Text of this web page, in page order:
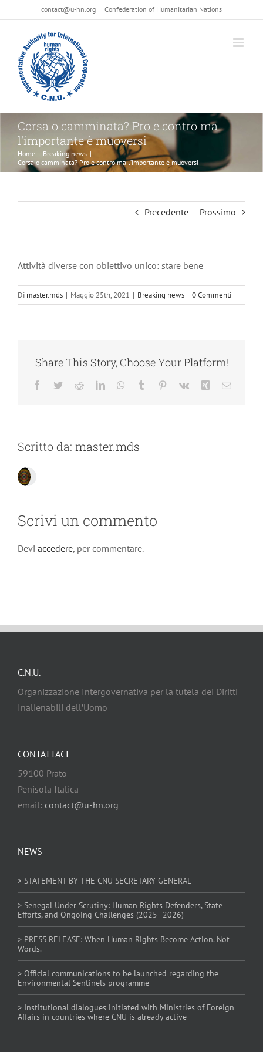
al
contenuto
contact@u-hn.org | Confederation of Humanitarian Nations
Corsa o camminata? Pro e contro ma
l’importante è muoversi
Home | Breaking news |
Corsa o camminata? Pro e contro ma l’importante è muoversi
Precedente Prossimo
Attività diverse con obiettivo unico: stare bene
Di master.mds | Maggio 25th, 2021 | Breaking news | 0 Commenti
Share This Story, Choose Your Platform!
Facebook
TwitterRedditLinkedInWhatsApp
Tumblr Pinterest
Vk Xing Email
Scritto da: master.mds
Scrivi un commento
Devi accedere, per commentare.
C.N.U.
Organizzazione Intergovernativa per la tutela dei Diritti
Inalienabili dell’Uomo
NEWS
> STATEMENT BY THE CNU SECRETARY GENERAL
> Senegal Under Scrutiny: Human Rights Defenders, State
Efforts, and Ongoing Challenges (2025–2026)
> PRESS RELEASE: When Human Rights Become Action. Not
Words.
> Official communications to be launched regarding the
Environmental Sentinels programme
> Institutional dialogues initiated with Ministries of Foreign
Affairs in countries where CNU is already active
CONTATTACI
59100 Prato
Penisola Italica
email: contact@u-hn.org